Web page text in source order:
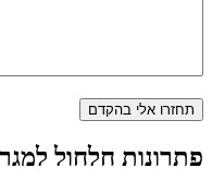
פתרונות חלחול